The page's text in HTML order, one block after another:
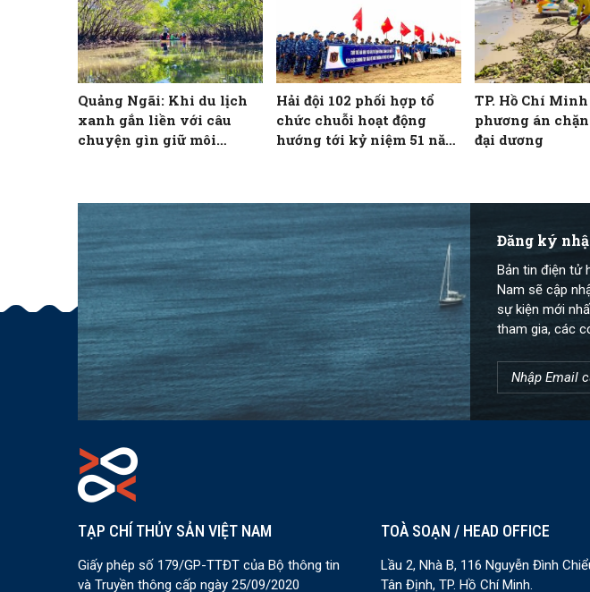
Quảng Ngãi: Khi du lịch
xanh gắn liền với câu
chuyện gìn giữ môi
Hải đội 102 phối hợp tổ
chức chuỗi hoạt động
hướng tới kỷ niệm 51 năm
TP. Hồ Chí
phương án
đại dương
Đăng ký
Bản tin điện tử
Nam sẽ cập
sự kiện mới
tham gia, các
TẠP CHÍ THỦY SẢN VIỆT NAM
Giấy phép số 179/GP-TTĐT của Bộ thông tin
và Truyền thông cấp ngày 25/09/2020
TOÀ SOẠN / HEAD OFFICE
Lầu 2, Nhà B, 116 Nguyễn Đình
Tân Định, TP. Hồ Chí Minh.